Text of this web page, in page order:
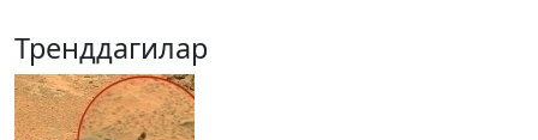
Тренддагилар